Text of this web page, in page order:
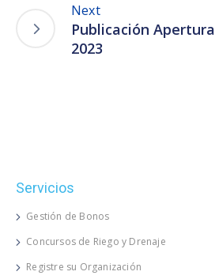
Next
Publicación Apertura
2023
Servicios
Gestión de Bonos
Concursos de Riego y Drenaje
Registre su Organización